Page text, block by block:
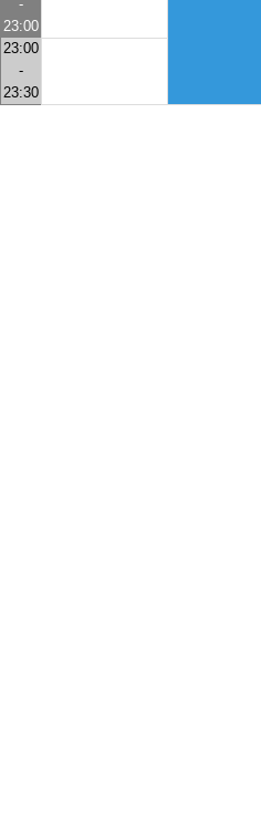
-
23:00
23:00
-
23:30